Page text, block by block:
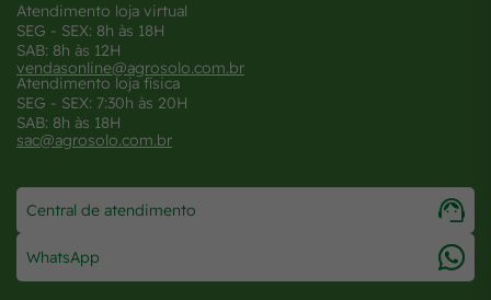
Atendimento loja virtual
SEG - SEX: 8h às 18H
SAB: 8h às 12H
vendasonline@agrosolo.com.br
Atendimento loja física
SEG - SEX: 7:30h às 20H
SAB: 8h às 18H
sac@agrosolo.com.br
Central de atendimento
WhatsApp